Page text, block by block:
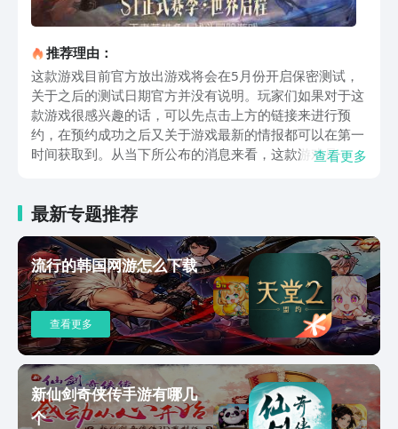
推荐理由：
这款游戏目前官方放出游戏将会在5月份开启保密测试，
关于之后的测试日期官方并没有说明。玩家们如果对于这
款游戏很感兴趣的话，可以先点击上方的链接来进行预
约，在预约成功之后又关于游戏最新的情报都可以在第一
时间获取到。从当下所公布的消息来看，这款游戏是一款
王者世界观的基础上做了一些更改。游戏目前公布的信息
并不是很多，从当下公布的情报来看，这款游戏里面我们
所扮演的角色是一个独立的角色。在游戏之中我们可以遇
到很多王者荣耀里面的英雄，他们不少都会成为玩家们的
队友。游戏的公布信息之中有着一些精英敌人，从资料来
看这些敌人的攻击方式比较多样，玩家们如果对其不够熟
悉的话，那么在战斗的时候很有可能将会陷入到苦战之
中。上面这些便是王者荣耀世界下载地址的介绍。这款游
戏从目前公布的资料来看，整体不管是画面还是玩法都表
现得十分出色。里面每一个角色的打击感看起来表现也很
好，它是一款值得期待的游戏。
查看更多
最新专题推荐
流行的韩国网游怎么下载
查看更多
新仙剑奇侠传手游有哪几
个